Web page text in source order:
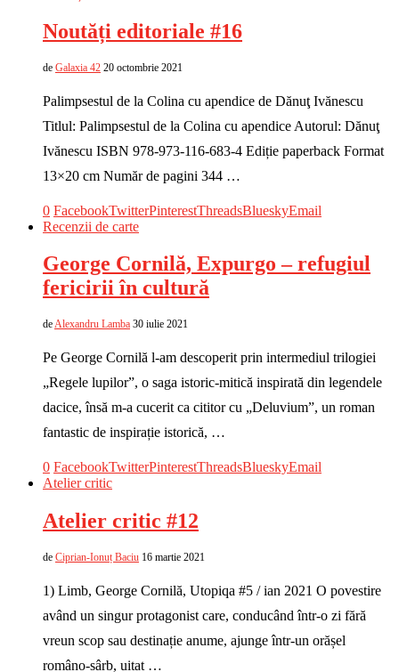
Noutăți editoriale #16
de Galaxia 42 20 octombrie 2021
Palimpsestul de la Colina cu apendice de Dănuţ Ivănescu
Titlul: Palimpsestul de la Colina cu apendice Autorul: Dănuţ
Ivănescu ISBN 978-973-116-683-4 Ediție paperback Format
13×20 cm Număr de pagini 344 …
0 FacebookTwitterPinterestThreadsBlueskyEmail
Recenzii de carte
George Cornilă, Expurgo – refugiul
fericirii în cultură
deAlexandru Lamba 30 iulie 2021
Pe George Cornilă l-am descoperit prin intermediul trilogiei
„Regele lupilor”, o saga istoric-mitică inspirată din legendele
dacice, însă m-a cucerit ca cititor cu „Deluvium”, un roman
fantastic de inspirație istorică, …
0 FacebookTwitterPinterestThreadsBlueskyEmail
Atelier critic
Atelier critic #12
de Ciprian-Ionuț Baciu 16 martie 2021
1) Limb, George Cornilă, Utopiqa #5 / ian 2021 O povestire
având un singur protagonist care, conducând într-o zi fără
vreun scop sau destinație anume, ajunge într-un orășel
româno-sârb, uitat …